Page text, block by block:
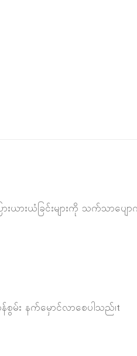
ားယားယံခြင်းများကို သက်သာပျ
န်စွမ်း နက်မှောင်လာစေပါသည်၊t